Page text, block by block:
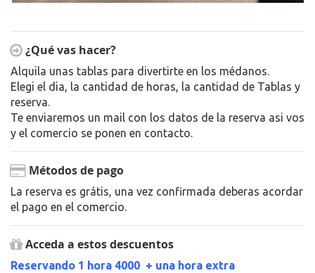
¿Qué vas hacer?
Alquila unas tablas para divertirte en los médanos.
Elegi el dia, la cantidad de horas, la cantidad de Tablas y
reserva.
Te enviaremos un mail con los datos de la reserva asi vos
y el comercio se ponen en contacto.
Métodos de pago
La reserva es grátis, una vez confirmada deberas acordar
el pago en el comercio.
Acceda a estos descuentos
Reservando 1 hora 4000 + una hora extra